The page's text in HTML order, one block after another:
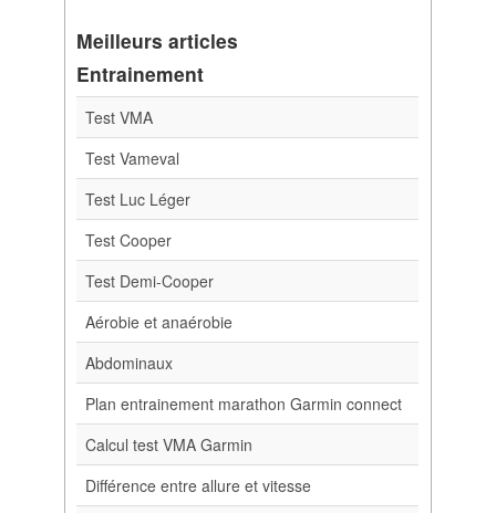
Meilleurs articles
Entrainement
Test VMA
Test Vameval
Test Luc Léger
Test Cooper
Test Demi-Cooper
Aérobie et anaérobie
Abdominaux
Plan entrainement marathon Garmin connect
Calcul test VMA Garmin
Différence entre allure et vitesse